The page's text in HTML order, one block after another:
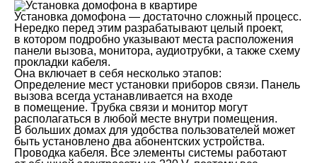
Установка домофона — достаточно сложный процесс.
Нередко перед этим разрабатывают целый проект,
в котором подробно указывают места расположения
панели вызова, монитора, аудиотрубки, а также схему
прокладки кабеля.
Она включает в себя несколько этапов:
Определение мест установки приборов связи. Панель
вызова всегда устанавливается на входе
в помещение. Трубка связи и монитор могут
располагаться в любой месте внутри помещения.
В больших домах для удобства пользователей может
быть установлено два абонентских устройства.
Проводка кабеля. Все элементы системы работают